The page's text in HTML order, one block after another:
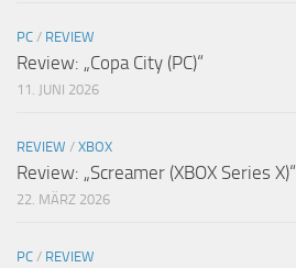
PC / REVIEW
Review: „Copa City (PC)“
11. JUNI 2026
REVIEW / XBOX
Review: „Screamer (XBOX Series X)“
22. MÄRZ 2026
PC / REVIEW